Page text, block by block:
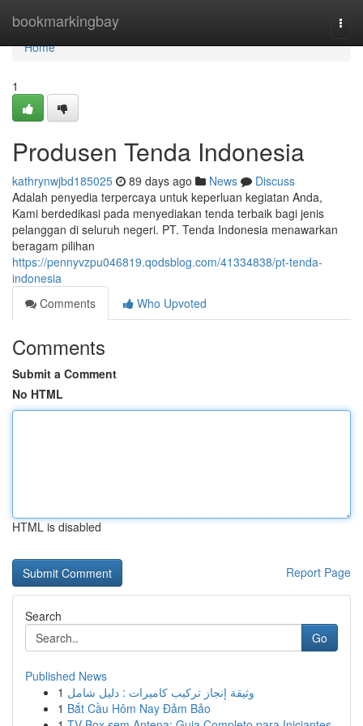
bookmarkingbay
Home
Home
1
Produsen Tenda Indonesia
kathrynwjbd185025 89 days ago News
Discuss
Adalah penyedia terpercaya untuk keperluan kegiatan Anda,
Kami berdedikasi pada menyediakan tenda terbaik bagi jenis
pelanggan di seluruh negeri. PT. Tenda Indonesia menawarkan
beragam pilihan
https://pennyvzpu046819.qodsblog.com/41334838/pt-tenda-
indonesia
Comments
Who Upvoted
Comments
Submit a Comment
No HTML
HTML is disabled
Report Page
Search
Go
Published News
1 وثيقة إنجاز تركيب كاميرات : دليل شامل
1 Bắt Cầu Hôm Nay Đảm Bảo